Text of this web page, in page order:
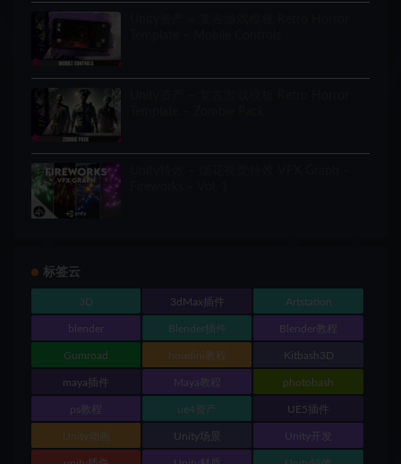
标签云
3D 3dMax插件 Artstation
blender Blender插件 Blender教程
Gumroad houdini教程 Kitbash3D
maya插件 Maya教程 photobash
ps教程 ue4资产 UE5插件
Unity动画 Unity场景 Unity开发